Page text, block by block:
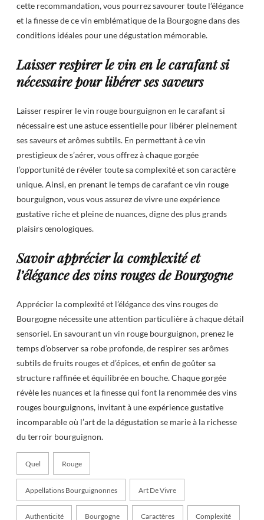
cette recommandation, vous pourrez savourer toute l’élégance
et la finesse de ce vin emblématique de la Bourgogne dans des
conditions idéales pour une dégustation mémorable.
Laisser respirer le vin en le carafant si
nécessaire pour libérer ses saveurs
Laisser respirer le vin rouge bourguignon en le carafant si
nécessaire est une astuce essentielle pour libérer pleinement
ses saveurs et arômes subtils. En permettant à ce vin
prestigieux de s’aérer, vous offrez à chaque gorgée
l’opportunité de révéler toute sa complexité et son caractère
unique. Ainsi, en prenant le temps de carafant ce vin rouge
bourguignon, vous vous assurez de vivre une expérience
gustative riche et pleine de nuances, digne des plus grands
plaisirs œnologiques.
Savoir apprécier la complexité et
l’élégance des vins rouges de Bourgogne
Apprécier la complexité et l’élégance des vins rouges de
Bourgogne nécessite une attention particulière à chaque détail
sensoriel. En savourant un vin rouge bourguignon, prenez le
temps d’observer sa robe profonde, de respirer ses arômes
subtils de fruits rouges et d’épices, et enfin de goûter sa
structure raffinée et équilibrée en bouche. Chaque gorgée
révèle les nuances et la finesse qui font la renommée des vins
rouges bourguignons, invitant à une expérience gustative
incomparable où l’art de la dégustation se marie à la richesse
du terroir bourguignon.
Quel Rouge
Appellations Bourguignonnes Art De Vivre
Authenticité Bourgogne Caractères Complexité